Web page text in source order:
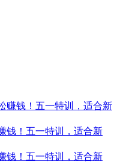
钱！五一特训，适合新
钱！五一特训，适合新